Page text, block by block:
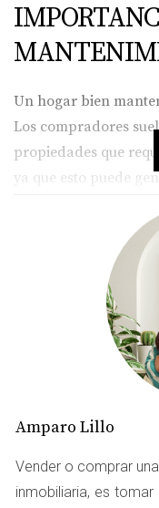
Un hogar bien
Los compradores
propiedades que
ya que esto puede
menos visibles de la
tiempo y recursos en
estrategia
“Una casa cuidada
hogar en buen
que también puede
interesados. Esto se
potencialmente, en
cuenta.
CASOS
Amparo Lillo
Vender o comprar
inmobiliaria, es